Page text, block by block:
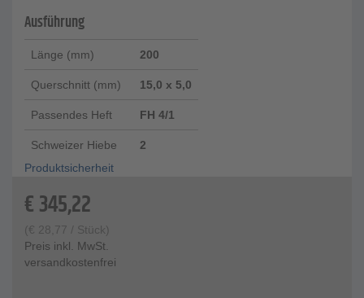
Ausführung
Länge (mm) 200
Querschnitt (mm) 15,0 x 5,0
Passendes Heft FH 4/1
Schweizer Hiebe
2
Produktsicherheit
€345,22
(€ 28,77 / Stück)
Preis inkl. MwSt.
versandkostenfrei